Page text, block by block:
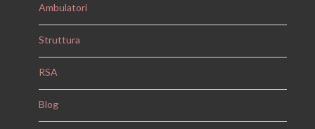
Ambulatori
Struttura
RSA
Blog